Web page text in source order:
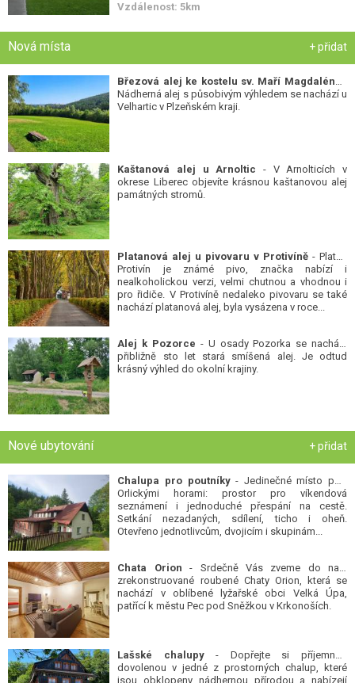
Vzdálenost: 5km
Nová místa + přidat
Březová alej ke kostelu sv. Maří Magdalény-
Nádherná alej s působivým výhledem se nachází u
Velhartic v Plzeňském kraji.
Kaštanová alej u Arnoltic - V Arnolticích v
okrese Liberec objevíte krásnou kaštanovou alej
památných stromů.
Platanová alej u pivovaru v Protivíně - Platan
Protivín je známé pivo, značka nabízí i
nealkoholickou verzi, velmi chutnou a vhodnou i
pro řidiče. V Protivíně nedaleko pivovaru se také
nachází platanová alej, byla vysázena v roce...
Alej k Pozorce - U osady Pozorka se nachází
přibližně sto let stará smíšená alej. Je odtud
krásný výhled do okolní krajiny.
Nové ubytování + přidat
Chalupa pro poutníky- Jedinečné místo pod
Orlickými horami: prostor pro víkendová
seznámení i jednoduché přespání na cestě.
Setkání nezadaných, sdílení, ticho i oheň.
Otevřeno jednotlivcům, dvojicím i skupinám...
Chata Orion - Srdečně Vás zveme do naší
zrekonstruované roubené Chaty Orion, která se
nachází v oblíbené lyžařské obci Velká Úpa,
patřící k městu Pec pod Sněžkou v Krkonoších.
Lašské chalupy- Dopřejte si příjemnou
dovolenou v jedné z prostorných chalup, které
jsou obklopeny nádhernou přírodou a nabízejí